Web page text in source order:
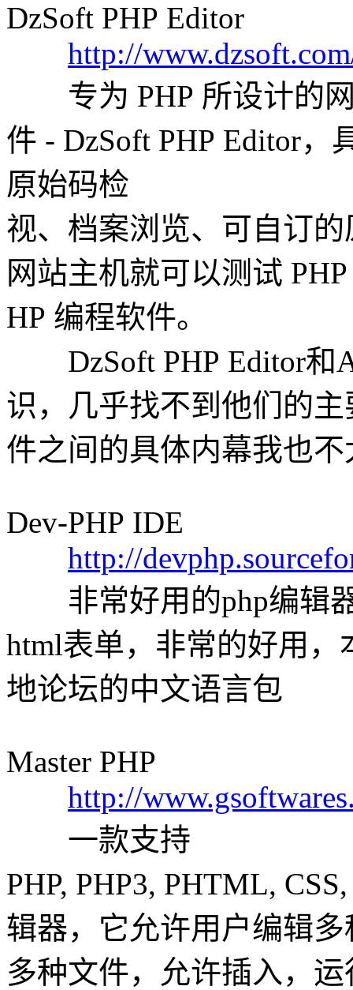
DzSoft PHP Editor
http://
专为 PHP 所设计的网
件 - DzSoft PHP Editor，
原始码检
视、档案浏览、可自订
网站主机就可以测试
HP 编程软件。
DzSoft PHP Editor和
识，几乎找不到他们的
件之间的具体内幕我也
Dev-PHP IDE
http://
非常好用的php编辑器
html表单，非常的好用
地论坛的中文语言包
Master PHP
http://
一款支持
PHP, PHP3, PHTML,
辑器，它允许用户编辑
多种文件，允许插入，